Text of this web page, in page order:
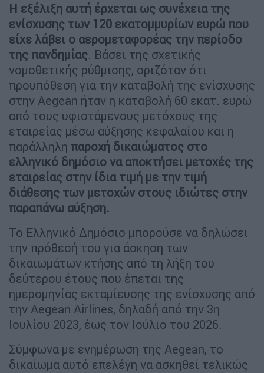
Η εξέλιξη αυτή έρχεται ως συνέχεια της
ενίσχυσης των 120 εκατομμυρίων ευρώ που
είχε λάβει ο αερομεταφορέας την περίοδο
της πανδημίας. Βάσει της σχετικής
νομοθετικής ρύθμισης, οριζόταν ότι
προυπόθεση για την καταβολή της ενίσχυσης
στην Aegean ήταν η καταβολή 60 εκατ. ευρώ
από τους υφιστάμενους μετόχους της
εταιρείας μέσω αύξησης κεφαλαίου και η
παράλληλη παροχή δικαιώματος στο
ελληνικό δημόσιο να αποκτήσει μετοχές της
εταιρείας στην ίδια τιμή με την τιμή
διάθεσης των μετοχών στους ιδιώτες στην
παραπάνω αύξηση.
Το Ελληνικό Δημόσιο μπορούσε να δηλώσει
την πρόθεσή του για άσκηση των
δικαιωμάτων κτήσης από τη λήξη του
δεύτερου έτους που έπεται της
ημερομηνίας εκταμίευσης της ενίσχυσης από
την Aegean Airlines, δηλαδή από την 3η
Ιουλίου 2023, έως τον Ιούλιο του 2026.
Σύμφωνα με ενημέρωση της Aegean, το
δικαίωμα αυτό επελέγη να ασκηθεί τελικώς